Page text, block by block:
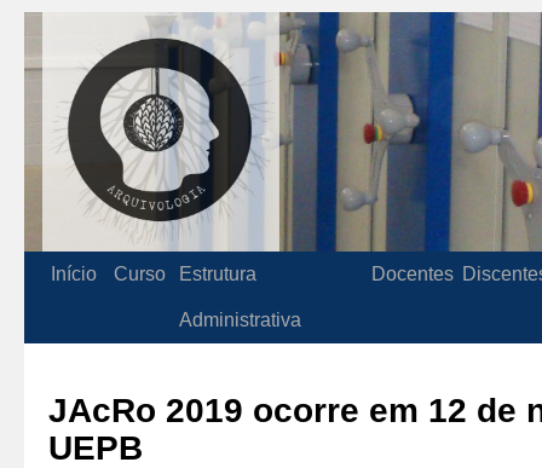
Início Curso Estrutura
Administrativa
Docentes
JAcRo 2019 ocorre em 12 de
UEPB